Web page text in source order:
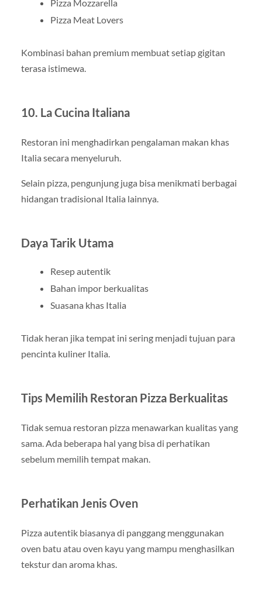
Pizza Mozzarella
Pizza Meat Lovers
Kombinasi bahan premium membuat setiap gigitan
terasa istimewa.
10. La Cucina Italiana
Restoran ini menghadirkan pengalaman makan khas
Italia secara menyeluruh.
Selain pizza, pengunjung juga bisa menikmati berbagai
hidangan tradisional Italia lainnya.
Daya Tarik Utama
Resep autentik
Bahan impor berkualitas
Suasana khas Italia
Tidak heran jika tempat ini sering menjadi tujuan para
pencinta kuliner Italia.
Tips Memilih Restoran Pizza Berkualitas
Tidak semua restoran pizza menawarkan kualitas yang
sama. Ada beberapa hal yang bisa di perhatikan
sebelum memilih tempat makan.
Perhatikan Jenis Oven
Pizza autentik biasanya di panggang menggunakan
oven batu atau oven kayu yang mampu menghasilkan
tekstur dan aroma khas.